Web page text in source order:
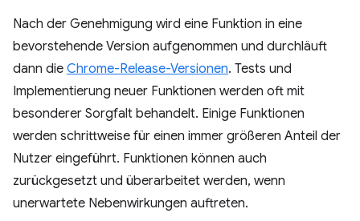
Nach der Genehmigung wird eine Funktion in eine
bevorstehende Version aufgenommen und durchläuft
dann die Chrome-Release-Versionen. Tests und
Implementierung neuer Funktionen werden oft mit
besonderer Sorgfalt behandelt. Einige Funktionen
werden schrittweise für einen immer größeren Anteil der
Nutzer eingeführt. Funktionen können auch
zurückgesetzt und überarbeitet werden, wenn
unerwartete Nebenwirkungen auftreten.